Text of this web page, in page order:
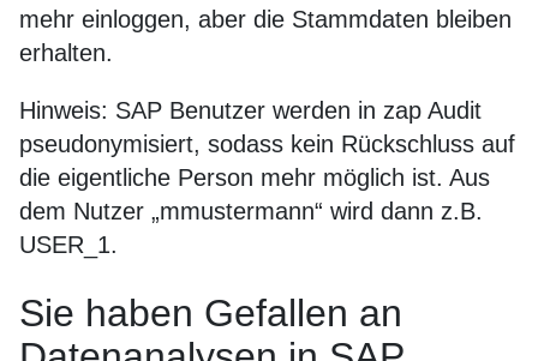
mehr einloggen, aber die Stammdaten bleiben
erhalten.
Hinweis: SAP Benutzer werden in zap Audit
pseudonymisiert, sodass kein Rückschluss auf
die eigentliche Person mehr möglich ist. Aus
dem Nutzer „mmustermann“ wird dann z.B.
USER_1.
Sie haben Gefallen an